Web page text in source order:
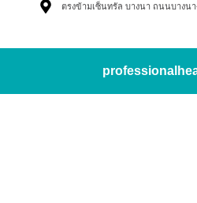
ตรงข้ามเซ็นทรัล บางนา ถนนบางน